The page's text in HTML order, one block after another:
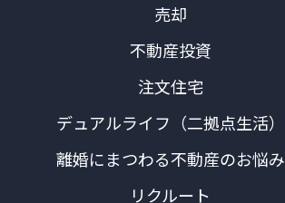
売却
不動産投資
注文住宅
デュアルライフ（二拠点生活）
離婚にまつわる不動産のお悩み
リクルート